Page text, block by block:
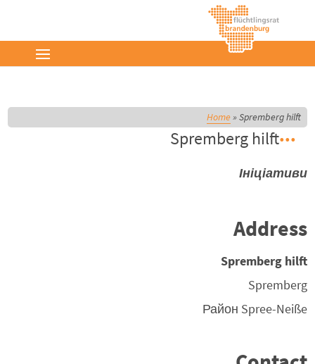
Home»Spremberg hilft
Spremberg hilft
Ініціативи
Address
Spremberg hilft
Spremberg
Район Spree-Neiße